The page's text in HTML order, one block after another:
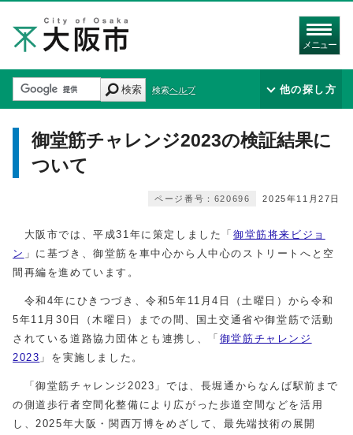
メニュー
検索 検索ヘルプ 他の探し方
御堂筋チャレンジ2023の検証結果に
ついて
2025年11月27日
ページ番号：620696
大阪市では、平成31年に策定しました「 御堂筋将来ビジョ
ン 」に基づき、御堂筋を車中心から人中心のストリートへと空
間再編を進めています。
令和4年にひきつづき、令和5年11月4日（土曜日）から令和
5年11月30日（木曜日）までの間、国土交通省や御堂筋で活動
されている道路協力団体とも連携し、「 御堂筋チャレンジ
2023 」を実施しました。
「御堂筋チャレンジ2023」では、長堀通からなんば駅前まで
の側道歩行者空間化整備により広がった歩道空間などを活用
し、2025年大阪・関西万博をめざして、最先端技術の展開